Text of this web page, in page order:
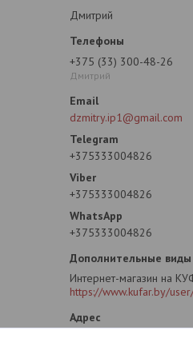
Дмитрий
+375 (33) 300-48-26
Дмитрий
dzmitry.ip1@gmail.com
+375333004826
+375333004826
+375333004826
Интернет-магазин на
https://www.kufar.by/user/